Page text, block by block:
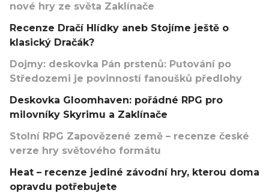
nové hry ze světa Zaklínače
Recenze Dračí Hlídky aneb Stojíme ještě o
klasický Dračák?
Dojmy: deskovka Pán prstenů: Putování po
Středozemi je povinností fanoušků předlohy
Deskovka Gloomhaven: pořádné RPG pro
milovníky Skyrimu a Zaklínače
Stolní RPG Zapovězené země – recenze české
verze hry světového formátu
Heat – recenze jediné závodní hry, kterou doma
opravdu potřebujete